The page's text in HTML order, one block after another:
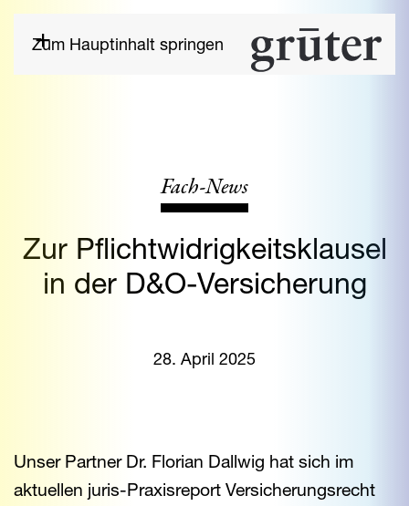
Zum Hauptinhalt springen
Fach-News
Zur Pflichtwidrigkeitsklausel
in der D&O-Versicherung
28. April 2025
Unser Partner Dr. Florian Dallwig hat sich im
aktuellen juris-Praxisreport Versicherungsrecht